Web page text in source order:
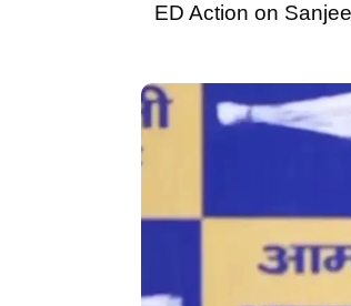
ED Action on Sanjeev